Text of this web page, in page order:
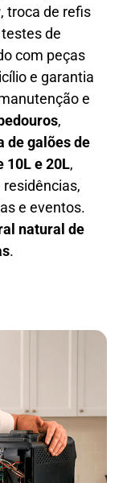
, troca de refis
de
com peças
e garantia
e
,
de galões de
10L e 20L,
e eventos.
natural de
.